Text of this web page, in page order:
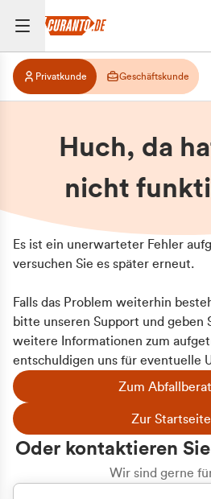
Privatkunde Geschäftskunde
Huch, da
nicht
Es ist ein unerwarteter Fehler
versuchen Sie es später erneut.
Falls das Problem weiterhin
bitte unseren Support und geben
weitere Informationen zum
entschuldigen uns für eventuelle
Zum
Zur Startseite
Oder kontaktieren
Wir sind gerne